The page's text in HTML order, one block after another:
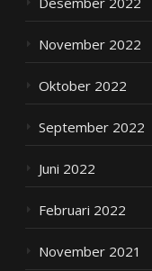
November 2022
Oktober 2022
September 2022
Juni 2022
Februari 2022
November 2021